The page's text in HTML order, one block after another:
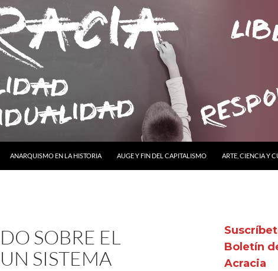
ANARQUISMO EN LA HISTORIA AUGE Y FIN DEL CAPITALISMO ARTE, CIENCIA Y
SOBRE EL
SISTEMA
Boletín
Acracia